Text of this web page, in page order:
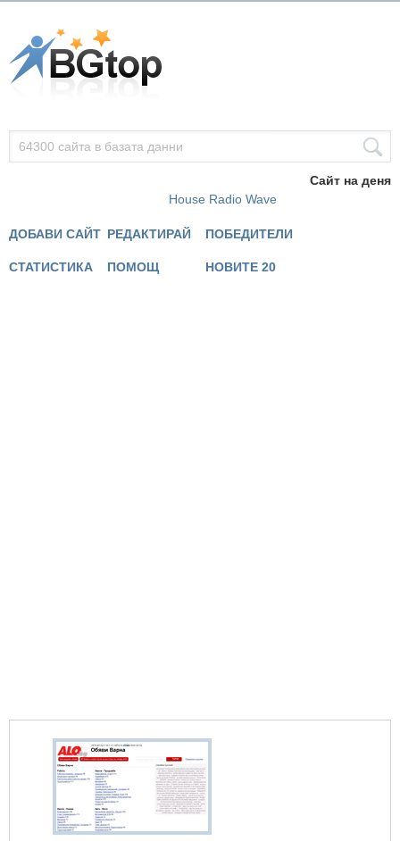
Сайт на деня
House Radio Wave
ДОБАВИ САЙТ РЕДАКТИРАЙ ПОБЕДИТЕЛИ
СТАТИСТИКА ПОМОЩ НОВИТЕ 20